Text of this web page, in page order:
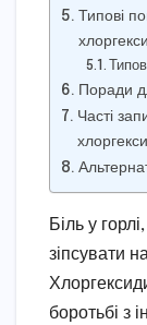
Типові
Поради
Часті
Біль у
зіпсувати
боротьбі з